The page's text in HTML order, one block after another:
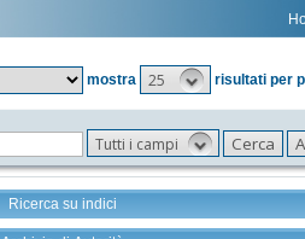
mostra
25 risultati per
Tutti i campi
Ricerca su indici